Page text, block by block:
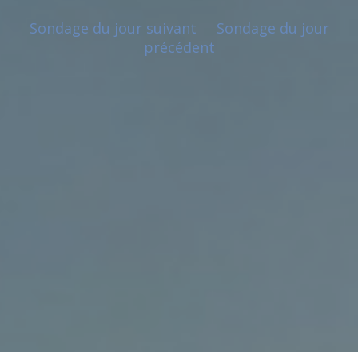
Sondage du jour suivant
Sondage du jour
précédent